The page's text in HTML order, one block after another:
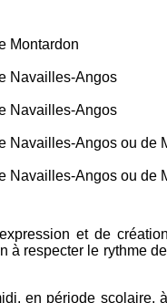
Montardon
Navailles-Angos
Navailles-Angos
Navailles-Angos ou de
Navailles-Angos ou de
et de
respecter le rythme
en période